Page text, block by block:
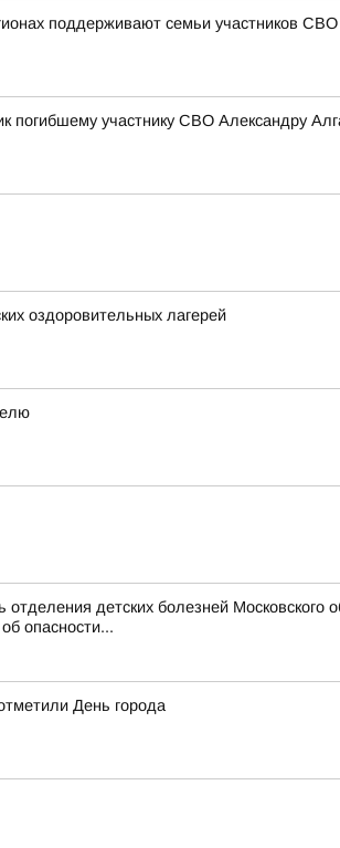
поддерживают семьи участников СВО
погибшему участнику СВО Александру
оздоровительных лагерей
детских болезней Московского
опасности...
День города